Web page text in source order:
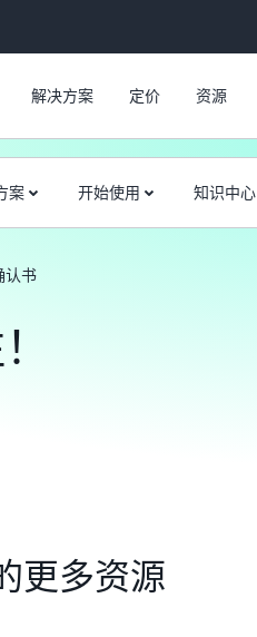
解决方案 定价 资源
案 开始使用 知识中心
认书
更多资源